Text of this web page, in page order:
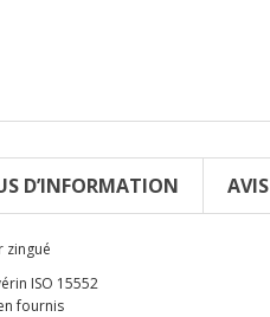
D’INFORMATION AVIS
zingué
ISO 15552
fournis